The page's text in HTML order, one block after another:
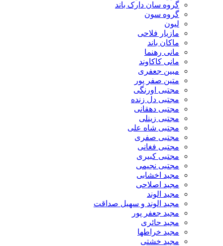
گروه سان دارک باند
گروه سون
لیون
مازیار فلاحی
ماکان باند
مانی رهنما
مانی کاکاوند
مبین جعفری
متین صفر پور
مجتبی اورنگی
مجتبی دل زنده
مجتبی دهقانی
مجتبی زینلی
مجتبی شاه علی
مجتبی صفری
مجتبی فغانی
مجتبی کبیری
مجتبی نجیمی
مجید اخشابی
مجید اصلاحی
مجید الوند‎
مجید الوند و سهیل صداقت
مجید جعفر پور
مجید حائری
مجید خراطها
مجید خشتی